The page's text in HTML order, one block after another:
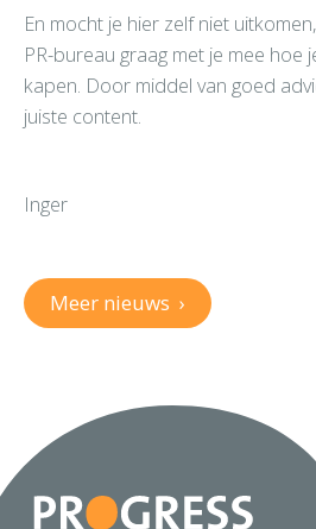
En mocht je hier zelf niet
PR-bureau graag met je mee hoe
kapen. Door middel van goed
juiste content.
Inger
Meer nieuws ›